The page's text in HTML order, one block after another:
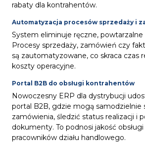
rabaty dla kontrahentów.
Automatyzacja procesów sprzedaży i
System eliminuje ręczne, powtarzalne
Procesy sprzedaży, zamówień czy
są zautomatyzowane, co skraca czas
koszty operacyjne.
Portal B2B do obsługi kontrahentów
Nowoczesny ERP dla dystrybucji
portal B2B, gdzie mogą samodzielnie
zamówienia, śledzić status realizacji i
dokumenty. To podnosi jakość obsługi
pracowników działu handlowego.